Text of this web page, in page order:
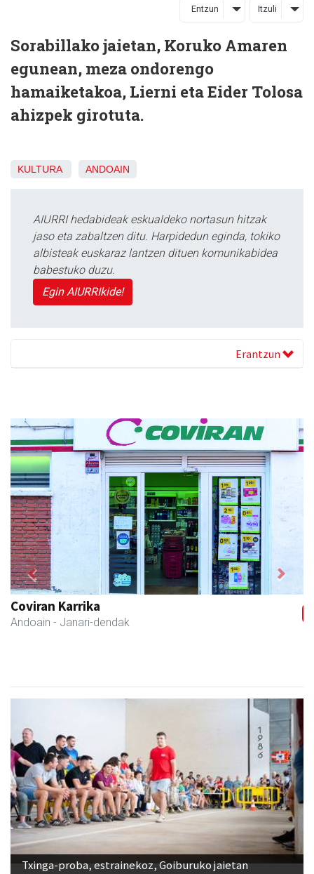
Entzun Itzuli
Sorabillako jaietan, Koruko Amaren
egunean, meza ondorengo
hamaiketakoa, Lierni eta Eider Tolosa
ahizpek girotuta.
KULTURA ANDOAIN
AIURRI hedabideak eskualdeko nortasun hitzak
jaso eta zabaltzen ditu. Harpidedun eginda, tokiko
albisteak euskaraz lantzen dituen komunikabidea
babestuko duzu.
Egin AIURRIkide!
Erantzun
Arruti gozotegia
Andoain - Gozotegiak
Previous Next
Txinga-proba, estrainekoz, Goiburuko jaietan